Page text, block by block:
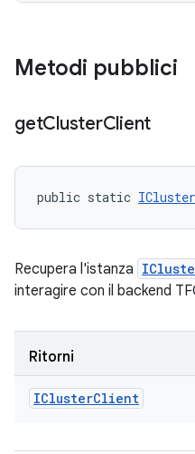
Metodi pubblici
getClusterClient
public static
Recupera l'istanza
interagire con il backend
Ritorni
IClusterClient